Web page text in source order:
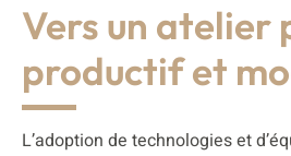
Vers un atelier
productif et
L’adoption de technologies et